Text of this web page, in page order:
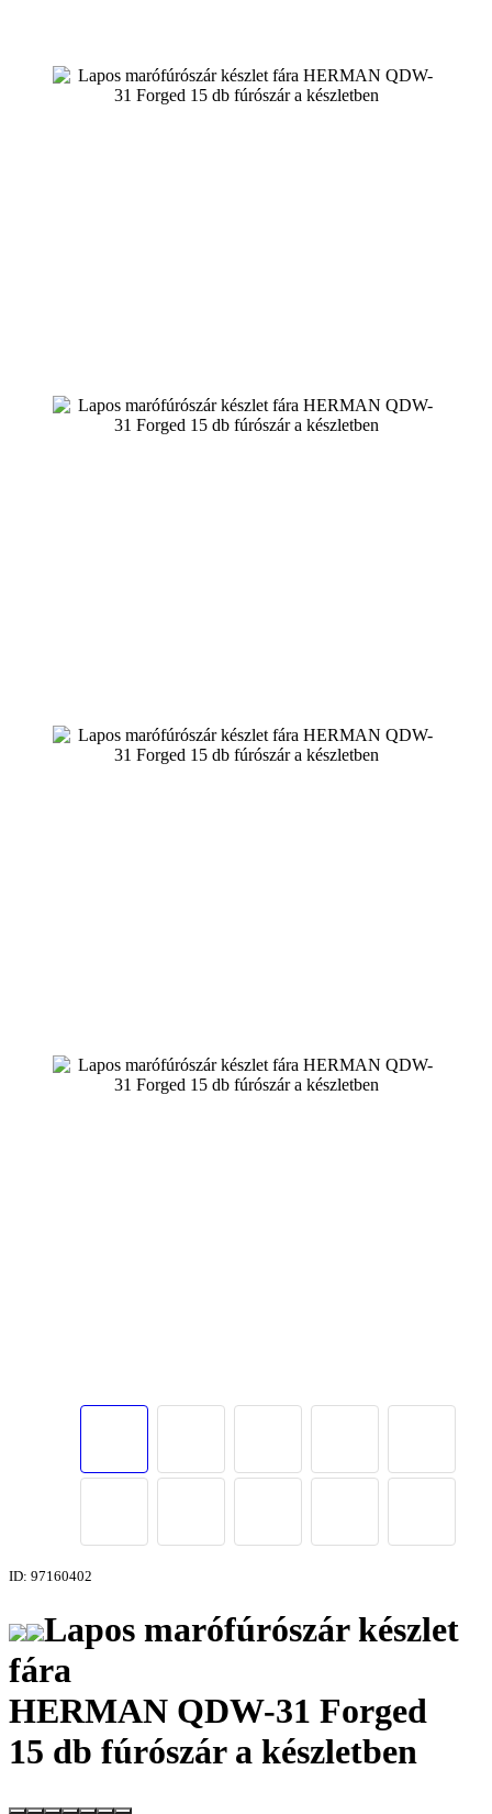
ID: 97160402
Lapos marófúrószár készlet
fára
HERMAN QDW-31 Forged
15 db fúrószár a készletben